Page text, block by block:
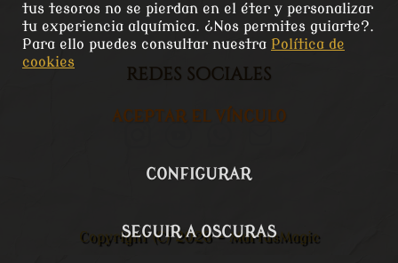
redes sociales
Copyright (C) 2026 - MartusMagic
tus tesoros no se pierdan en el éter y personalizar
tu experiencia alquímica. ¿Nos permites guiarte?.
Para ello puedes consultar nuestra Política de
cookies
ACEPTAR EL VÍNCULO
CONFIGURAR
SEGUIR A OSCURAS